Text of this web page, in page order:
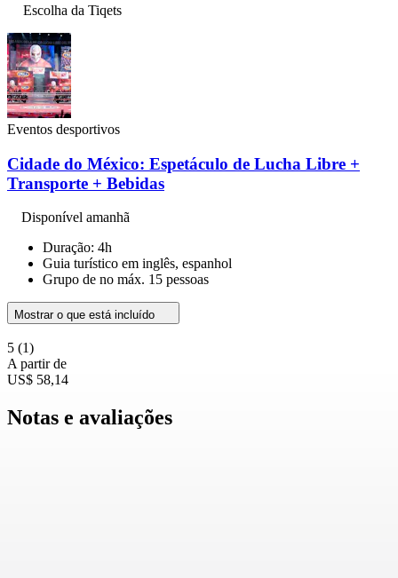
Escolha da Tiqets
Eventos desportivos
Cidade do México: Espetáculo de Lucha Libre +
Transporte + Bebidas
Disponível amanhã
Duração: 4h
Guia turístico em inglês, espanhol
Grupo de no máx. 15 pessoas
Mostrar o que está incluído
5 (1)
A partir de
US$ 58,14
Notas e avaliações